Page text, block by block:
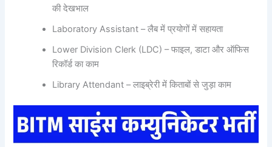
की देखभाल
Laboratory Assistant – लैब में प्रयोगों में सहायता
Lower Division Clerk (LDC) – फाइल, डाटा और ऑफिस
रिकॉर्ड का काम
Library Attendant – लाइब्रेरी में किताबों से जुड़ा काम